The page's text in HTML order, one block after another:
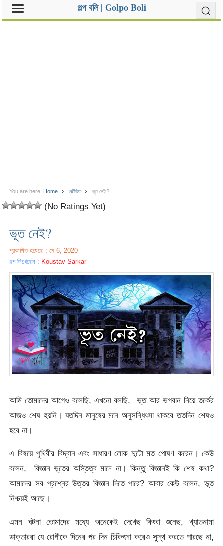
গল্প বলি | Golpo Boli
You are here: Home ভৌতিক ভূত নেই?
(No Ratings Yet)
ভূত নেই?
প্রকাশিত হয়েছে : মে 6, 2020
গল্প লিখেছেন : Koustav Sarkar
আমি তোমাদের আগেও বলেছি, এখনো বলছি, ভূত আর ভগবান নিয়ে তর্কের
আজও শেষ হয়নি। যতদিন মানুষের মনে অনুসন্ধিৎসা থাকবে ততদিন শেষও
হবে না।
এ বিষয়ে পৃথিবীর বিদ্বান এবং সাধারণ লোক দুটো মত পোষণ করেন। কেউ
বলেন, বিজ্ঞান ভূতের অস্তিত্ব মানে না। কিন্তু বিজ্ঞানই কি শেষ কথা?
আমাদের সব প্রশ্নের উত্তর বিজ্ঞান দিতে পারে? আবার কেউ বলেন, ভূত
নিশ্চয়ই আছে।
এমন ঘটনা তোমাদের মধ্যে অনেকেই দেখেছ কিংবা শুনেছ, খ্যাতনামা
ডাক্তাররা যে রোগীকে দিনের পর দিন চিকিৎসা করেও সুস্থ করতে পারছে না,